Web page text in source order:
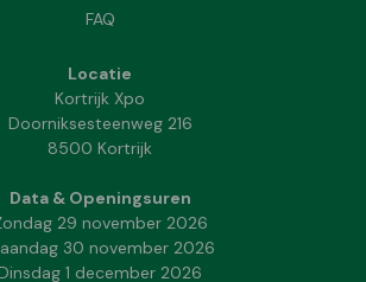
FAQ
Locatie
Kortrijk Xpo
Doorniksesteenweg 216
8500 Kortrijk
Data & Openingsuren
29 november 2026
30 november 2026
1 december 2026